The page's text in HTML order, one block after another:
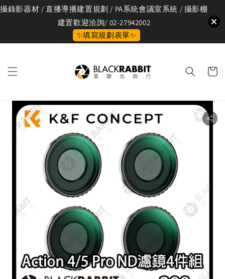
攝錄影器材 / 直播導播建置規劃 / PA系統會議室系統 / 攝影棚
建置歡迎洽詢/ 02-27942002
✨填寫規劃表單✨